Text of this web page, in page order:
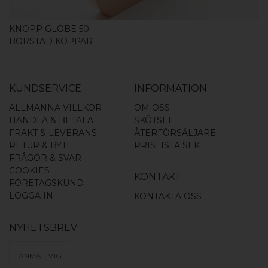
KNOPP GLOBE 50
BORSTAD KOPPAR
KUNDSERVICE
ALLMÄNNA VILLKOR
HANDLA & BETALA
FRAKT & LEVERANS
RETUR & BYTE
FRÅGOR & SVAR
COOKIES
FÖRETAGSKUND
LOGGA IN
INFORMATION
OM OSS
SKÖTSEL
ÅTERFÖRSÄLJARE
PRISLISTA SEK
KONTAKT
KONTAKTA OSS
NYHETSBREV
ANMÄL MIG